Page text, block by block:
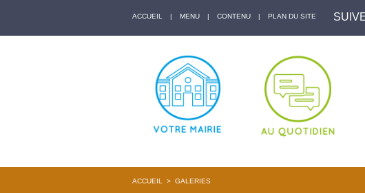
ACCUEIL | MENU | CONTENU | PLAN DU SITE
ACCUEIL > GALERIES